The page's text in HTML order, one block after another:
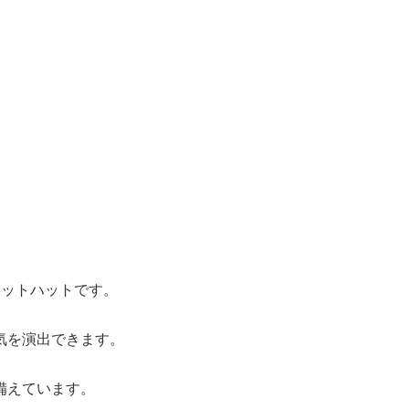
トハットです。
演出できます。
ています。